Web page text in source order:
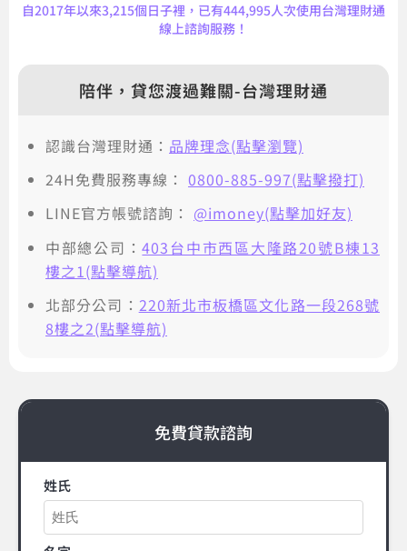
自2017年以來3,215個日子裡，已有444,995人次使用台灣理財通
線上諮詢服務！
陪伴，貸您渡過難關-台灣理財通
認識台灣理財通： 品牌理念(點擊瀏覽)
24H免費服務專線： 0800-885-997(點擊撥打)
LINE官方帳號諮詢： @imoney(點擊加好友)
中部總公司：403台中市西區大隆路20號B棟13
樓之1(點擊導航)
北部分公司： 220新北市板橋區文化路一段268號
8樓之2(點擊導航)
免費貸款諮詢
姓氏